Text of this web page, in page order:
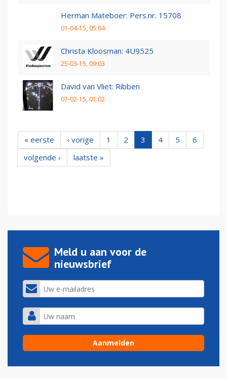
Herman Mateboer: Pers.nr. 15708
01-04-15, 05:04
Christa Kloosman: 4U9525
25-03-15, 09:03
David van Vliet: Ribben
07-02-15, 01:02
« eerste ‹ vorige 1 2 3 4 5
6
volgende ›
laatste »
Meld u aan voor de
nieuwsbrief